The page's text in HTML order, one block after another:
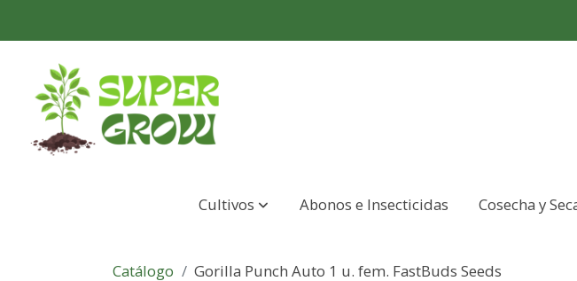
Cultivos Abonos e Insecticidas Cosecha y
Catálogo Gorilla Punch Auto 1 u. fem. FastBuds Seeds